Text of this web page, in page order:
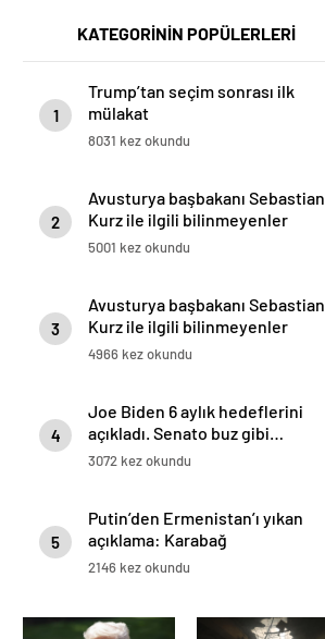
KATEGORİNİN POPÜLERLERİ
1
Trump’tan seçim sonrası ilk
mülakat
8031 kez okundu
2
Avusturya başbakanı Sebastian
Kurz ile ilgili bilinmeyenler
5001 kez okundu
3
Avusturya başbakanı Sebastian
Kurz ile ilgili bilinmeyenler
4966 kez okundu
4
Joe Biden 6 aylık hedeflerini
açıkladı. Senato buz gibi…
3072 kez okundu
5
Putin’den Ermenistan’ı yıkan
açıklama: Karabağ
Azerbaycan’ın ayrılmaz bir
2146 kez okundu